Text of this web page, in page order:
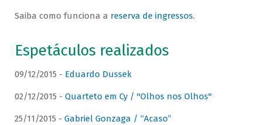
Saiba como funciona a reserva de ingressos.
Espetáculos realizados
09/12/2015 - Eduardo Dussek
02/12/2015 - Quarteto em Cy / "Olhos nos Olhos"
25/11/2015 - Gabriel Gonzaga / “Acaso”